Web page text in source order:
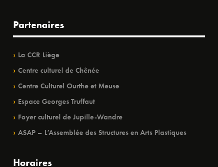
Partenaires
La CCR Liège
Centre culturel de Chênée
Centre Culturel Ourthe et Meuse
Espace Georges Truffaut
Foyer culturel de Jupille-Wandre
ASAP – L’Assemblée des Structures en Arts Plastiques
Horaires